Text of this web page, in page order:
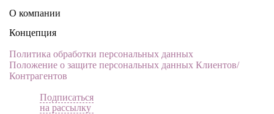
О компании
Концепция
Политика обработки персональных данных
Положение о защите персональных данных Клиентов/
Контрагентов
Подписаться
на рассылку